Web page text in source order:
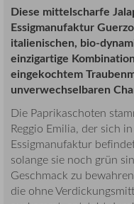
Diese mittelscharfe
Essigmanufaktur
italienischen, bio-
einzigartige
eingekochtem
unverwechselbaren
Die Paprikaschoten
Reggio Emilia, der sich
Essigmanufaktur
solange sie noch grün
Geschmack zu
die ohne